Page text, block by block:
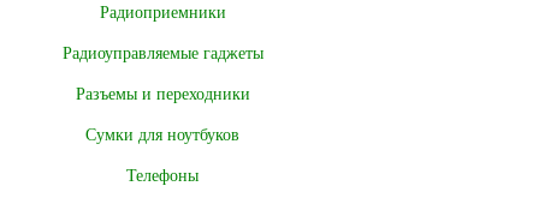
Радиоприемники
Радиоуправляемые гаджеты
Разъемы и переходники
Сумки для ноутбуков
Телефоны